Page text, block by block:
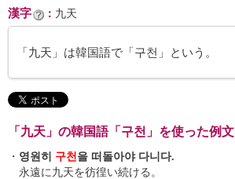
漢字 ： 九天
「九天」は韓国語で「구천」という。
「九天」の韓国語「구천」を使った例文
・ 영원히 구천을 떠돌아야 다니다.
永遠に九天を彷徨い続ける。